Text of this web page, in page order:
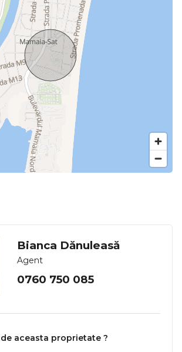
Bianca Dănuleasă
Agent
0760 750 085
aceasta proprietate ?